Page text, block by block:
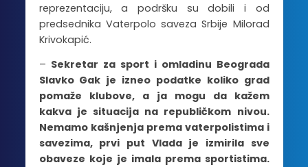
reprezentaciju, a podršku su dobili i od
predsednika Vaterpolo saveza Srbije Milorad
Krivokapić.
– Sekretar za sport i omladinu Beograda
Slavko Gak je izneo podatke koliko grad
pomaže klubove, a ja mogu da kažem
kakva je situacija na republičkom nivou.
Nemamo kašnjenja prema vaterpolistima i
savezima, prvi put Vlada je izmirila sve
obaveze koje je imala prema sportistima.